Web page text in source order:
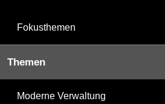
Fokusthemen
Themen
Moderne Verwaltung